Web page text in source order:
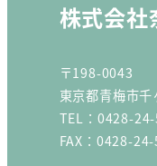
株式会社
〒198-0043
東京都青梅市
TEL：0428-
FAX：0428-